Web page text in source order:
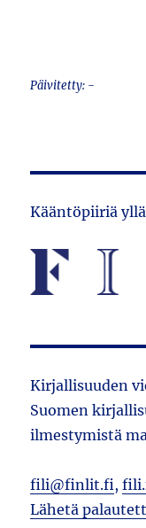
Päivitetty: -
Kääntöpiiriä
Kirjallisuuden
Suomen
ilmestymistä
fili@finlit.fi,
Lähetä